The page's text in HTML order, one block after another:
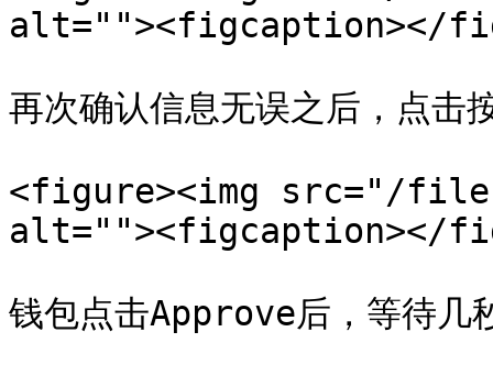
alt=""><figcaption></
再次确认信息无误之后，点击
<figure><img src="/files/
alt=""><figcaption></
钱包点击Approve后，等待几